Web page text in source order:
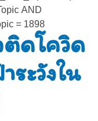
AND
= 1898
ติดโควิด
ระวังใน